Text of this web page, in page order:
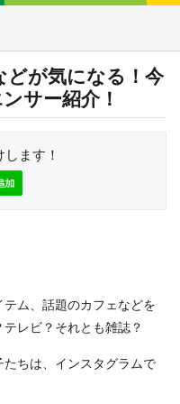
が気になる！今
サー紹介！
ます！
ム、話題のカフェなどを
レビ？それとも雑誌？
ちは、インスタグラムで